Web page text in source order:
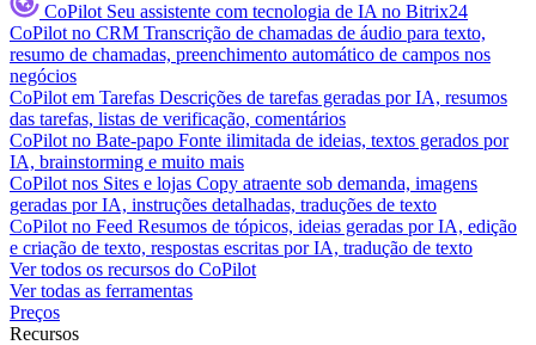
CoPilot Seu assistente com tecnologia de IA no Bitrix24
CoPilot no CRM Transcrição de chamadas de áudio para texto,
resumo de chamadas, preenchimento automático de campos nos
negócios
CoPilot em Tarefas Descrições de tarefas geradas por IA, resumos
das tarefas, listas de verificação, comentários
CoPilot no Bate-papo Fonte ilimitada de ideias, textos gerados por
IA, brainstorming e muito mais
CoPilot nos Sites e lojas Copy atraente sob demanda, imagens
geradas por IA, instruções detalhadas, traduções de texto
CoPilot no Feed Resumos de tópicos, ideias geradas por IA, edição
e criação de texto, respostas escritas por IA, tradução de texto
Ver todos os recursos do CoPilot
Ver todas as ferramentas
Preços
Recursos